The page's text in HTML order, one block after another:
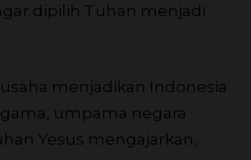
dipilih Tuhan menjadi
menjadikan Indonesia
umpama negara
Yesus mengajarkan,